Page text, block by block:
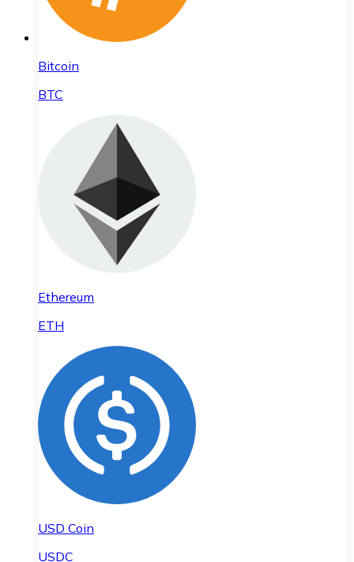
Bitcoin
BTC
Ethereum
ETH
USD Coin
USDC